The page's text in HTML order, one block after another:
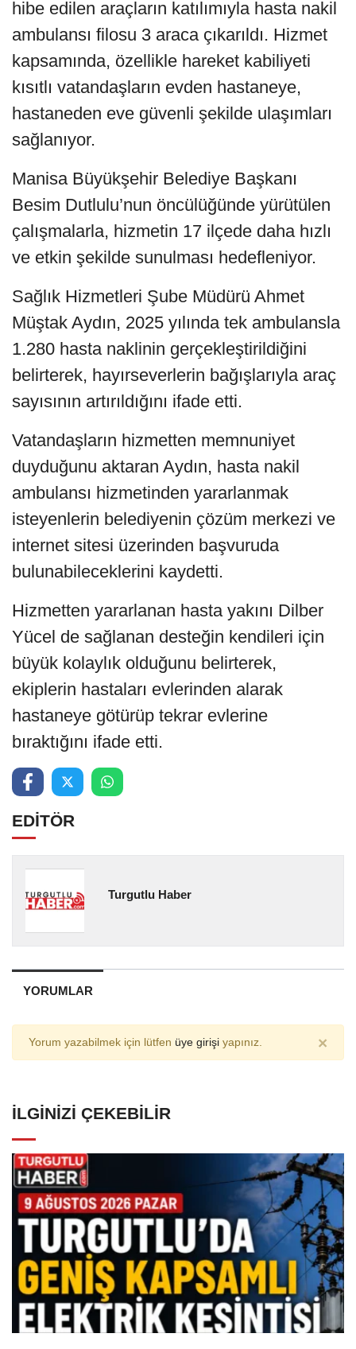
hibe edilen araçların katılımıyla hasta nakil
ambulansı filosu 3 araca çıkarıldı. Hizmet
kapsamında, özellikle hareket kabiliyeti
kısıtlı vatandaşların evden hastaneye,
hastaneden eve güvenli şekilde ulaşımları
sağlanıyor.
Manisa Büyükşehir Belediye Başkanı
Besim Dutlulu’nun öncülüğünde yürütülen
çalışmalarla, hizmetin 17 ilçede daha hızlı
ve etkin şekilde sunulması hedefleniyor.
Sağlık Hizmetleri Şube Müdürü Ahmet
Müştak Aydın, 2025 yılında tek ambulansla
1.280 hasta naklinin gerçekleştirildiğini
belirterek, hayırseverlerin bağışlarıyla araç
sayısının artırıldığını ifade etti.
Vatandaşların hizmetten memnuniyet
duyduğunu aktaran Aydın, hasta nakil
ambulansı hizmetinden yararlanmak
isteyenlerin belediyenin çözüm merkezi ve
internet sitesi üzerinden başvuruda
bulunabileceklerini kaydetti.
Hizmetten yararlanan hasta yakını Dilber
Yücel de sağlanan desteğin kendileri için
büyük kolaylık olduğunu belirterek,
ekiplerin hastaları evlerinden alarak
hastaneye götürüp tekrar evlerine
bıraktığını ifade etti.
EDİTÖR
Turgutlu Haber
YORUMLAR
Yorum yazabilmek için lütfen üye girişi yapınız. ×
İLGINIZI ÇEKEBILIR